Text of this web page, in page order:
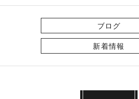
ブログ
新着情報